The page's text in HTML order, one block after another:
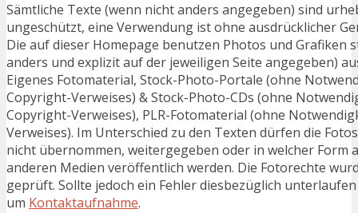
Sämtliche Texte (wenn nicht anders angegeben) sind
ungeschützt, eine Verwendung ist ohne ausdrücklicher
Die auf dieser Homepage benutzen Photos und Grafiken
anders und explizit auf der jeweiligen Seite angegeben)
Eigenes Fotomaterial, Stock-Photo-Portale (ohne
Copyright-Verweises) & Stock-Photo-CDs (ohne
Copyright-Verweises), PLR-Fotomaterial (ohne
Verweises). Im Unterschied zu den Texten dürfen die
nicht übernommen, weitergegeben oder in welcher Form
anderen Medien veröffentlich werden. Die Fotorechte
geprüft. Sollte jedoch ein Fehler diesbezüglich
um Kontaktaufnahme.